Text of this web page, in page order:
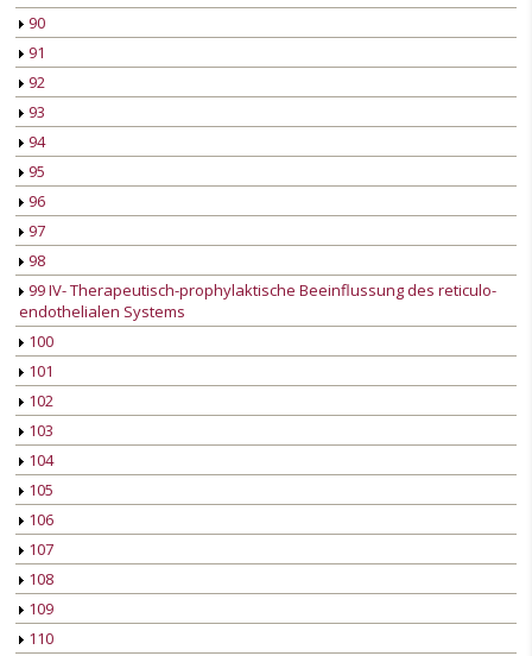
90
91
92
93
94
95
96
97
98
99 IV- Therapeutisch-prophylaktische Beeinflussung des reticulo-
endothelialen Systems
100
101
102
103
104
105
106
107
108
109
110